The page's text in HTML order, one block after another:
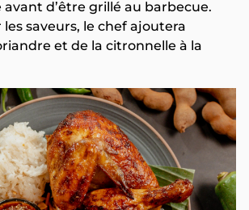
d’être grillé au barbecue.
saveurs, le chef ajoutera
et de la citronnelle à la